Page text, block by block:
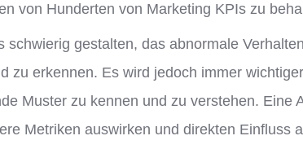
von Hunderten von Marketing KPIs zu
schwierig gestalten, das abnormale
zu erkennen. Es wird jedoch immer
Muster zu kennen und zu verstehen. Eine
Metriken auswirken und direkten Einfluss